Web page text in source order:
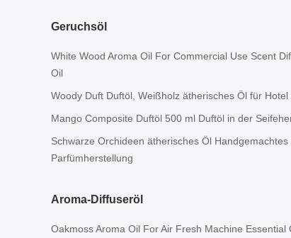
Geruchsöl
White Wood Aroma Oil For Commercial Use Scent
Oil
Woody Duft Duftöl, Weißholz ätherisches Öl für
Mango Composite Duftöl 500 ml Duftöl in der
Schwarze Orchideen ätherisches Öl
Parfümherstellung
Aroma-Diffuseröl
Oakmoss Aroma Oil For Air Fresh Machine Essential